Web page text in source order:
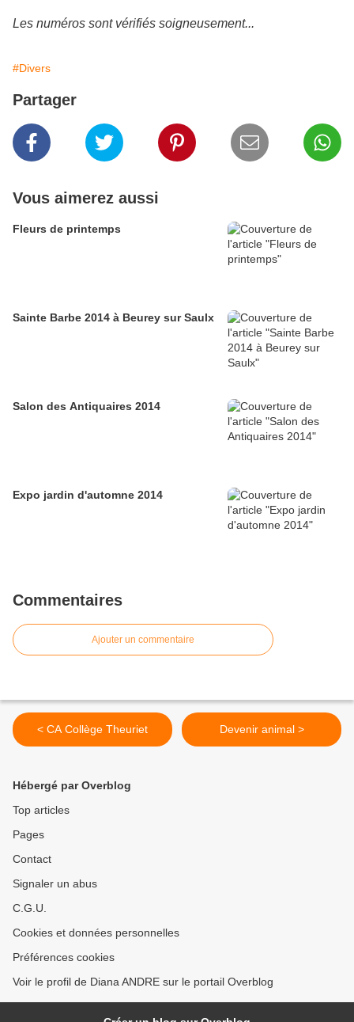
Les numéros sont vérifiés soigneusement...
#Divers
Partager
Vous aimerez aussi
Fleurs de printemps
Sainte Barbe 2014 à Beurey sur Saulx
Salon des Antiquaires 2014
Expo jardin d'automne 2014
Commentaires
Ajouter un commentaire
< CA Collège Theuriet Devenir animal >
Hébergé par Overblog
Top articles
Pages
Contact
Signaler un abus
C.G.U.
Cookies et données personnelles
Préférences cookies
Voir le profil de Diana ANDRE sur le portail Overblog